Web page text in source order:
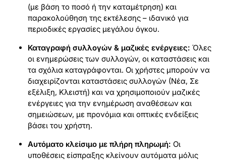
(με βάση το ποσό ή την καταμέτρηση) και
παρακολούθηση της εκτέλεσης – ιδανικό για
περιοδικές εργασίες μεγάλου όγκου.
Καταγραφή συλλογών & μαζικές ενέργειες: Όλες
οι ενημερώσεις των συλλογών, οι καταστάσεις και
τα σχόλια καταγράφονται. Οι χρήστες μπορούν να
διαχειρίζονται καταστάσεις συλλογών (Νέα, Σε
εξέλιξη, Κλειστή) και να χρησιμοποιούν μαζικές
ενέργειες για την ενημέρωση αναθέσεων και
σημειώσεων, με προνόμια και οπτικές ενδείξεις
βάσει του χρήστη.
Αυτόματο κλείσιμο με πλήρη πληρωμή: Οι
υποθέσεις είσπραξης κλείνουν αυτόματα μόλις